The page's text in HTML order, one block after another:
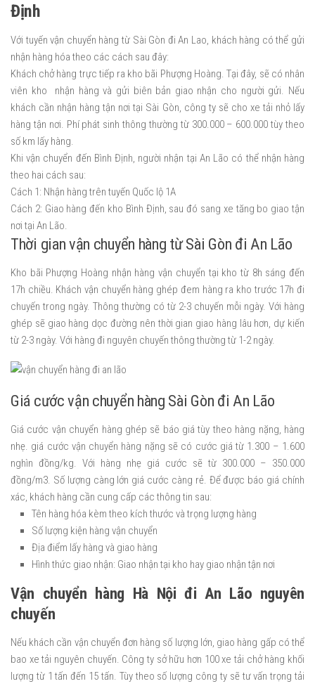
Định
Với tuyến vận chuyển hàng từ Sài Gòn đi An Lao, khách hàng có thể gửi
nhận hàng hóa theo các cách sau đây:
Khách chở hàng trực tiếp ra kho bãi Phượng Hoàng. Tại đây, sẽ có nhân
viên kho nhận hàng và gửi biên bản giao nhận cho người gửi. Nếu
khách cần nhận hàng tận nơi tại Sài Gòn, công ty sẽ cho xe tải nhỏ lấy
hàng tận nơi. Phí phát sinh thông thường từ 300.000 – 600.000 tùy theo
số km lấy hàng.
Khi vận chuyển đến Bình Định, người nhận tại An Lão có thể nhận hàng
theo hai cách sau:
Cách 1: Nhận hàng trên tuyến Quốc lộ 1A
Cách 2: Giao hàng đến kho Bình Định, sau đó sang xe tăng bo giao tận
nơi tại An Lão.
Thời gian vận chuyển hàng từ Sài Gòn đi An Lão
Kho bãi Phượng Hoàng nhận hàng vận chuyển tại kho từ 8h sáng đến
17h chiều. Khách vận chuyển hàng ghép đem hàng ra kho trước 17h đi
chuyến trong ngày. Thông thường có từ 2-3 chuyến mỗi ngày. Với hàng
ghép sẽ giao hàng dọc đường nên thời gian giao hàng lâu hơn, dự kiến
từ 2-3 ngày. Với hàng đi nguyên chuyến thông thường từ 1-2 ngày.
Giá cước vận chuyển hàng Sài Gòn đi An Lão
Giá cước vận chuyển hàng ghép sẽ báo giá tùy theo hàng nặng, hàng
nhẹ. giá cước vận chuyển hàng nặng sẽ có cước giá từ 1.300 – 1.600
nghìn đồng/kg. Với hàng nhẹ giá cước sẽ từ 300.000 – 350.000
đồng/m3. Số lượng càng lớn giá cước càng rẻ. Để được báo giá chính
xác, khách hàng cần cung cấp các thông tin sau:
Tên hàng hóa kèm theo kích thước và trọng lượng hàng
Số lượng kiện hàng vận chuyển
Địa điểm lấy hàng và giao hàng
Hình thức giao nhận: Giao nhận tại kho hay giao nhận tận nơi
Vận chuyển hàng Hà Nội đi An Lão nguyên
chuyến
Nếu khách cần vận chuyển đơn hàng số lượng lớn, giao hàng gấp có thể
bao xe tải nguyên chuyến. Công ty sở hữu hơn 100 xe tải chở hàng khối
lượng từ 1 tấn đến 15 tấn. Tùy theo số lượng công ty sẽ tư vấn trọng tải